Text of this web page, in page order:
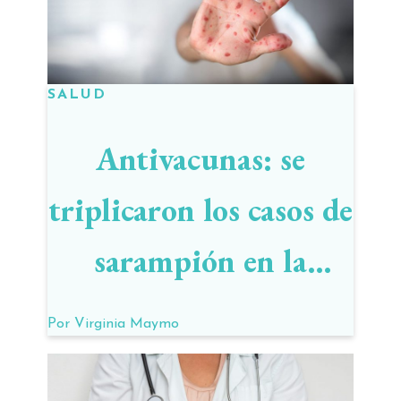
SALUD
Antivacunas: se
triplicaron los casos de
sarampión en la
primera mitad de
2019
Por Virginia Maymo